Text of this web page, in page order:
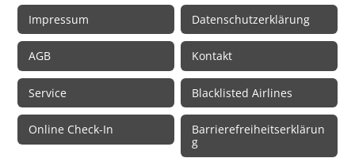
Impressum Datenschutzerklärung
AGB Kontakt
Service Blacklisted Airlines
Online Check-In
Barrierefreiheitserklärun
g